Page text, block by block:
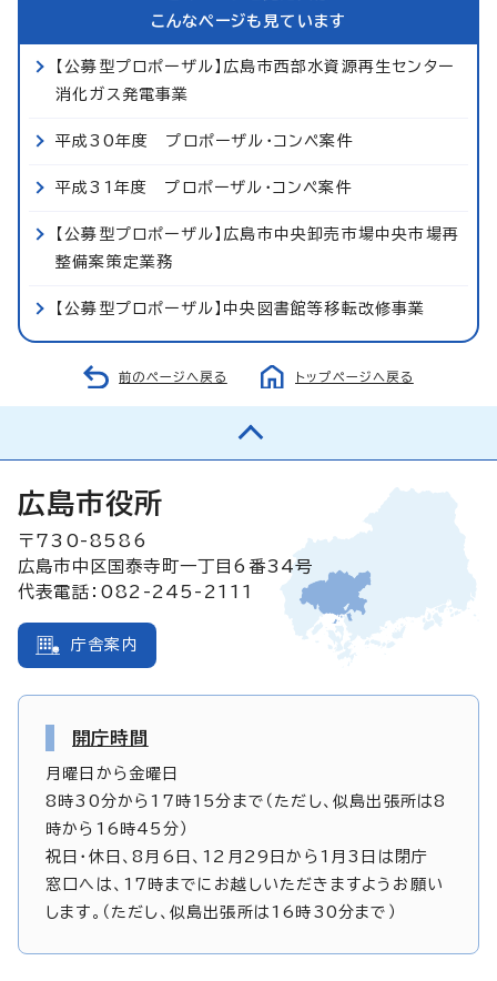
こんなページも見ています
【公募型プロポーザル】広島市西部水資源再生センター
消化ガス発電事業
平成30年度 プロポーザル・コンペ案件
平成31年度 プロポーザル・コンペ案件
【公募型プロポーザル】広島市中央卸売市場中央市場再
整備案策定業務
【公募型プロポーザル】中央図書館等移転改修事業
前のページへ戻る トップページへ戻る
広島市役所
〒730-8586
広島市中区国泰寺町一丁目6番34号
代表電話：082-245-2111
庁舎案内
開庁時間
月曜日から金曜日
8時30分から17時15分まで（ただし、似島出張所は8
時から16時45分）
祝日・休日、8月6日、12月29日から1月3日は閉庁
窓口へは、17時までにお越しいただきますようお願い
します。（ただし、似島出張所は16時30分まで）